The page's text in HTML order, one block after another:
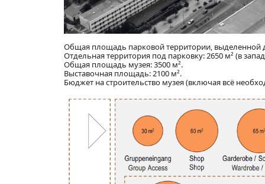
Общая площадь парковой территории, выделенной
Отдельная территория под парковку: 2650 м² (в
Общая площадь музея: 3500 м².
Выставочная площадь: 2100 м².
Бюджет на строительство музея (включая всё